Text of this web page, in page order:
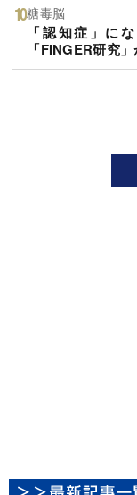
糖毒脳
「認知症」に
「FINGER研究